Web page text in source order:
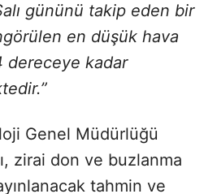
gününü takip eden bir
en düşük hava
dereceye kadar
Genel Müdürlüğü
zirai don ve buzlanma
tahmin ve